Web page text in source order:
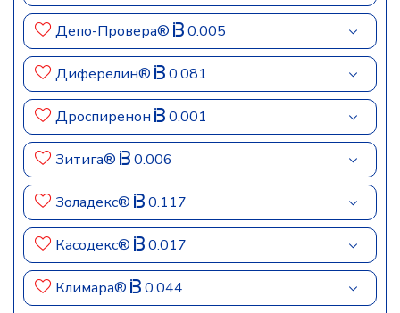
Депо-Провера® 0.005
Диферелин® 0.081
Дроспиренон 0.001
Зитига® 0.006
Золадекс® 0.117
Касодекс® 0.017
Климара® 0.044